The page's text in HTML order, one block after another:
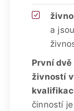
a
První
živností
činností